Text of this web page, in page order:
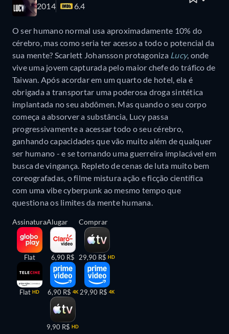
2014 6.4
O ser humano normal usa aproximadamente 10% do
cérebro, mas como seria ter acesso a todo o potencial da
sua mente? Scarlett Johansson protagoniza Lucy, onde
vive uma jovem capturada pelo maior chefe do tráfico de
Taiwan. Após acordar em um quarto de hotel, ela é
obrigada a transportar uma poderosa droga sintética
implantada no seu abdômen. Mas quando o seu corpo
começa a absorver a substância, Lucy passa
progressivamente a acessar todo o seu cérebro,
ganhando capacidades que vão muito além de qualquer
ser humano - e se tornando uma guerreira implacável em
busca de vingança. Repleto de cenas de luta muito bem
coreografadas, o filme mistura ação e ficção científica
com uma vibe cyberpunk ao mesmo tempo que
questiona os limites da mente humana.
Assinatura
Flat
Flat HD
Alugar
6,90 R$
6,90 R$ 4K
9,90 R$ HD
Comprar
29,90 R$ HD
29,90 R$ 4K